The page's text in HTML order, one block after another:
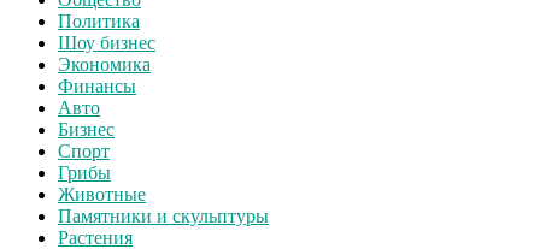
Политика
Шоу бизнес
Экономика
Финансы
Авто
Бизнес
Спорт
Грибы
Животные
Памятники и скульптуры
Растения